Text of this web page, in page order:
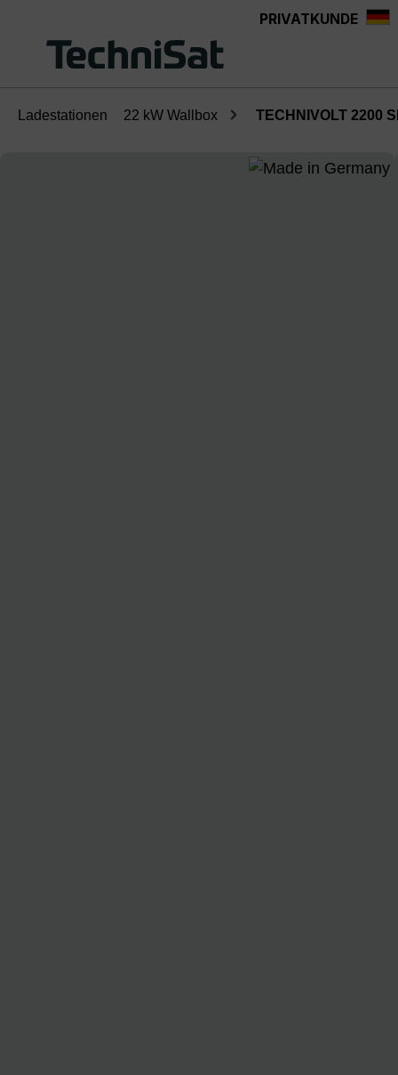
PRIVATKUNDE
Ladestationen 22 kW Wallbox TECHNIVOLT 2200